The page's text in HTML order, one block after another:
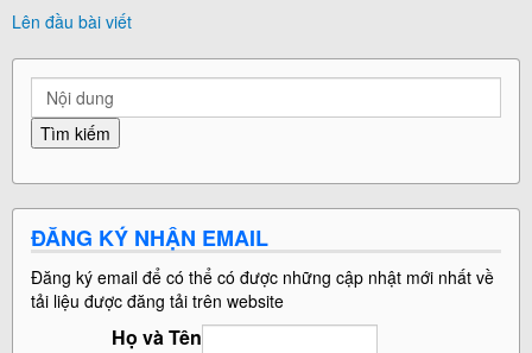
Lên đầu bài viết
ĐĂNG KÝ NHẬN EMAIL
Đăng ký email để có thể có được những cập nhật mới nhất về
tải liệu được đăng tải trên website
Họ và Tên